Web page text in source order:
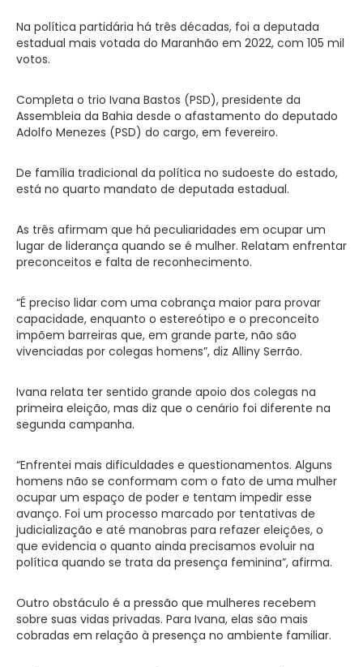
Na política partidária há três décadas, foi a deputada
estadual mais votada do Maranhão em 2022, com 105 mil
votos.
Completa o trio Ivana Bastos (PSD), presidente da
Assembleia da Bahia desde o afastamento do deputado
Adolfo Menezes (PSD) do cargo, em fevereiro.
De família tradicional da política no sudoeste do estado,
está no quarto mandato de deputada estadual.
As três afirmam que há peculiaridades em ocupar um
lugar de liderança quando se é mulher. Relatam enfrentar
preconceitos e falta de reconhecimento.
“É preciso lidar com uma cobrança maior para provar
capacidade, enquanto o estereótipo e o preconceito
impõem barreiras que, em grande parte, não são
vivenciadas por colegas homens”, diz Alliny Serrão.
Ivana relata ter sentido grande apoio dos colegas na
primeira eleição, mas diz que o cenário foi diferente na
segunda campanha.
“Enfrentei mais dificuldades e questionamentos. Alguns
homens não se conformam com o fato de uma mulher
ocupar um espaço de poder e tentam impedir esse
avanço. Foi um processo marcado por tentativas de
judicialização e até manobras para refazer eleições, o
que evidencia o quanto ainda precisamos evoluir na
política quando se trata da presença feminina”, afirma.
Outro obstáculo é a pressão que mulheres recebem
sobre suas vidas privadas. Para Ivana, elas são mais
cobradas em relação à presença no ambiente familiar.